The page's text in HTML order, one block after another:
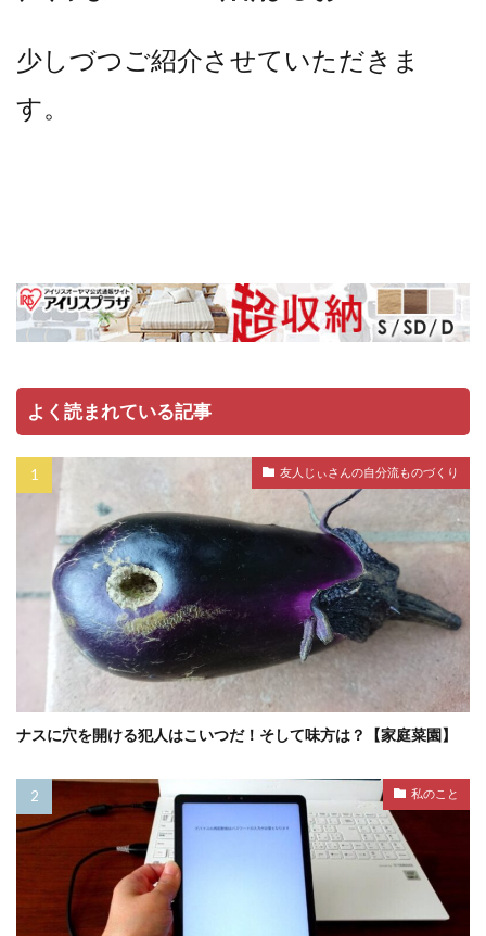
少しづつご紹介させていただきま
す。
よく読まれている記事
友人じぃさんの自分流ものづくり
ナスに穴を開ける犯人はこいつだ！そして味方は？【家庭菜園】
私のこと